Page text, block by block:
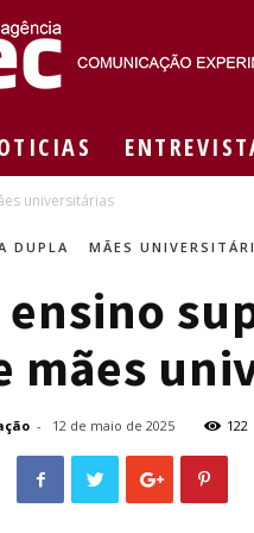
universitárias
DUPLA MÃES
mães
- 12 de maio de 2025 122